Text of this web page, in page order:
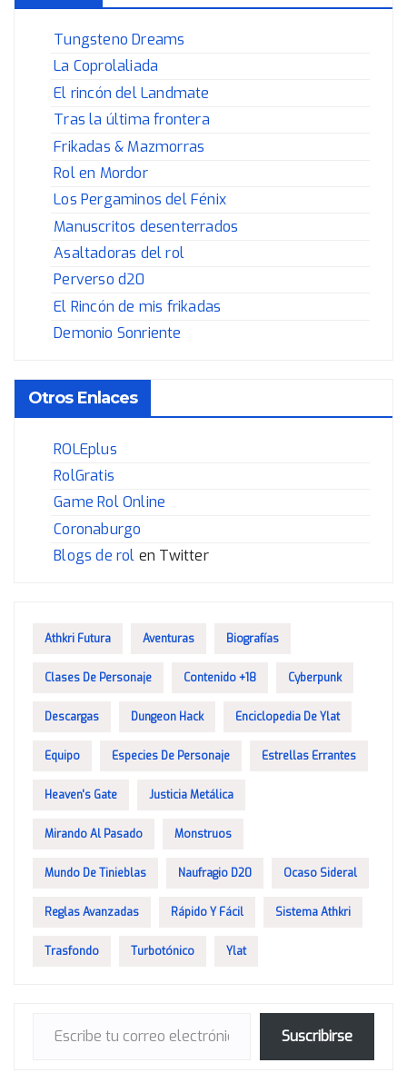
Tungsteno Dreams
La Coprolaliada
El rincón del Landmate
Tras la última frontera
Frikadas & Mazmorras
Rol en Mordor
Los Pergaminos del Fénix
Manuscritos desenterrados
Asaltadoras del rol
Perverso d20
El Rincón de mis frikadas
Demonio Sonriente
Otros Enlaces
ROLEplus
RolGratis
Game Rol Online
Coronaburgo
Blogs de rol en Twitter
Athkri Futura Aventuras Biografías
Clases De Personaje Contenido +18 Cyberpunk
Descargas Dungeon Hack Enciclopedia De Ylat
Equipo Especies De Personaje Estrellas Errantes
Heaven's Gate Justicia Metálica
Mirando Al Pasado Monstruos
Mundo De Tinieblas Naufragio D20 Ocaso Sideral
Reglas Avanzadas Rápido Y Fácil Sistema Athkri
Trasfondo Turbotónico Ylat
Suscribirse